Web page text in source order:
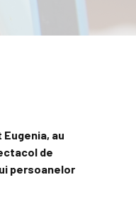
au
de
persoanelor